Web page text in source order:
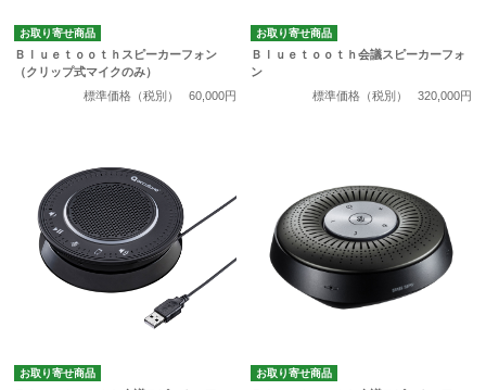
お取り寄せ商品
Ｂｌｕｅｔｏｏｔｈスピーカーフォン
（クリップ式マイクのみ）
標準価格（税別）
60,000円
お取り寄せ商品
Ｂｌｕｅｔｏｏｔｈ会議スピーカーフォ
ン
標準価格（税別）
320,000円
お取り寄せ商品 お取り寄せ商品